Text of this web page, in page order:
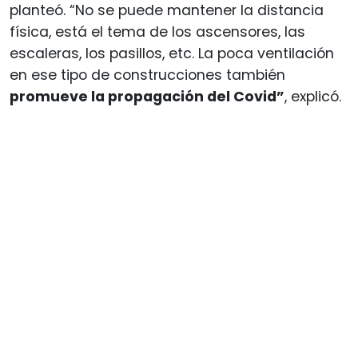
planteó. “No se puede mantener la distancia
física, está el tema de los ascensores, las
escaleras, los pasillos, etc. La poca ventilación
en ese tipo de construcciones también
promueve la propagación del Covid”, explicó.